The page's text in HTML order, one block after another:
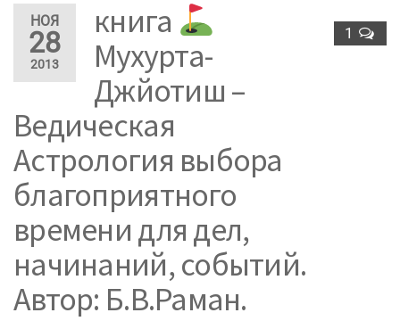
НОЯ
28
2013
1
книга
Мухурта-
Джйотиш –
Ведическая
Астрология выбора
благоприятного
времени для дел,
начинаний, событий.
Автор: Б.В.Раман.